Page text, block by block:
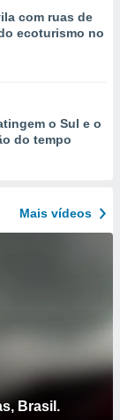
com ruas de
ecoturismo no
o Sul e o
do tempo
Mais vídeos
Brasil.